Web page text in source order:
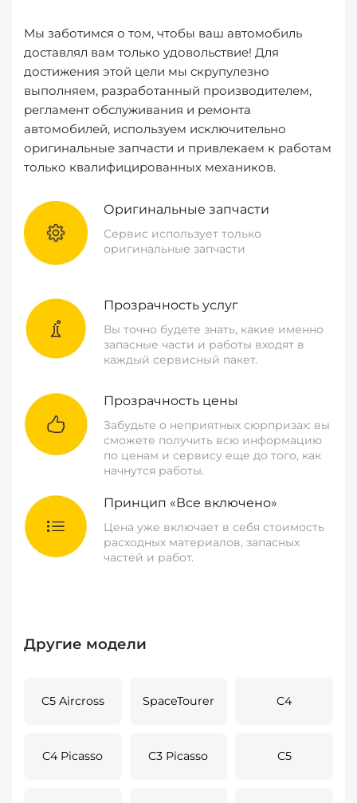
Мы заботимся о том, чтобы ваш автомобиль
доставлял вам только удовольствие! Для
достижения этой цели мы скрупулезно
выполняем, разработанный производителем,
регламент обслуживания и ремонта
автомобилей, используем исключительно
оригинальные запчасти и привлекаем к работам
только квалифицированных механиков.
Оригинальные запчасти
Сервис использует только
оригинальные запчасти
Прозрачность услуг
Вы точно будете знать, какие именно
запасные части и работы входят в
каждый сервисный пакет.
Прозрачность цены
Забудьте о неприятных сюрпризах: вы
сможете получить всю информацию
по ценам и сервису еще до того, как
начнутся работы.
Принцип «Все включено»
Цена уже включает в себя стоимость
расходных материалов, запасных
частей и работ.
Другие модели
C5 Aircross SpaceTourer C4
C4 Picasso C3 Picasso C5